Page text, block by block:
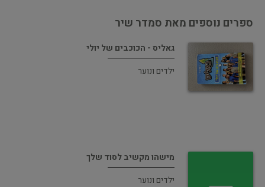
ספרים נוספים מאת סמדר שיר
גאליס - הכוכבים של יולי
ילדים ונוער
מישהו מקשיב לסוד שלך
ילדים ונוער